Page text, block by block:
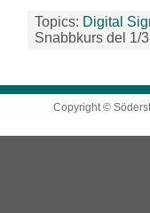
Topics: Digital
Snabbkurs del 1/
Copyright ©